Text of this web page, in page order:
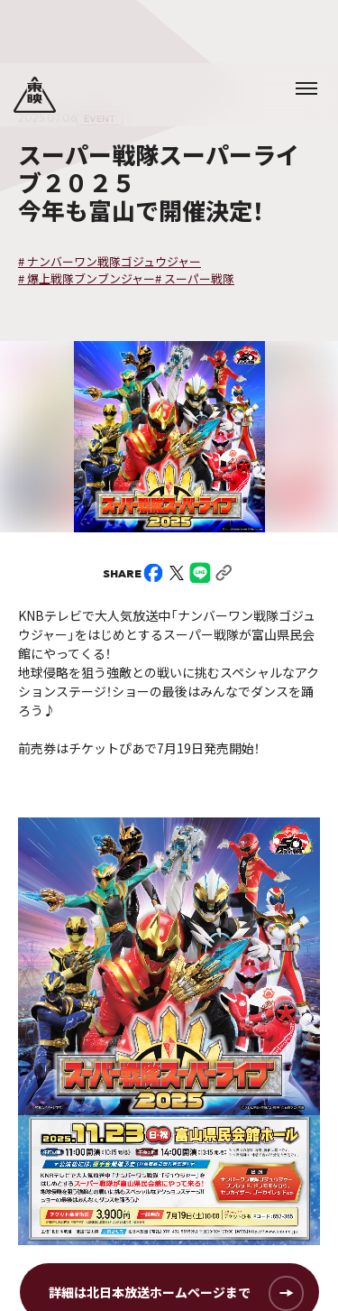
EVENT
スーパー戦隊スーパーライ
ブ２０２５
今年も富山で開催決定！
# ナンバーワン戦隊ゴジュウジャー
#爆上戦隊ブンブンジャー# スーパー戦隊
SHARE
KNBテレビで大人気放送中「ナンバーワン戦隊ゴジュ
ウジャー」をはじめとするスーパー戦隊が富山県民会
館にやってくる！
地球侵略を狙う強敵との戦いに挑むスペシャルなアク
ションステージ！ショーの最後はみんなでダンスを踊
ろう♪
前売券はチケットぴあで7月19日発売開始！
詳細は北日本放送ホームページまで